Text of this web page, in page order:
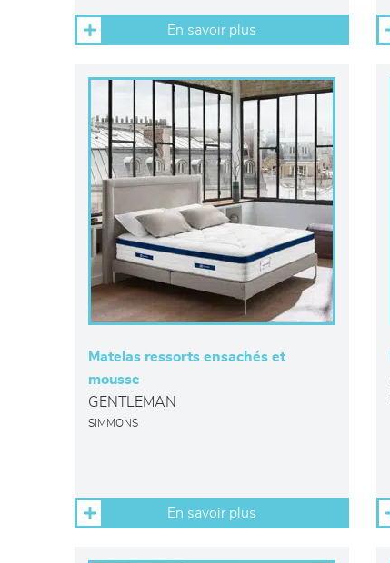
En savoir plus
Matelas ressorts ensachés et
mousse
GENTLEMAN
SIMMONS
En savoir plus